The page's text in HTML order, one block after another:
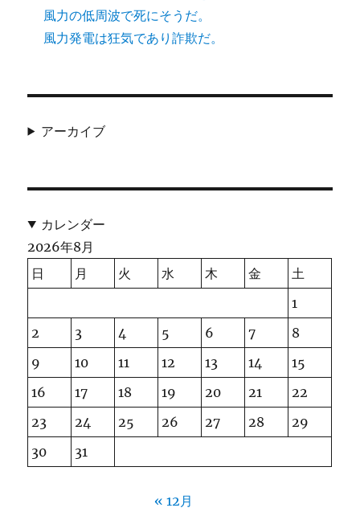
風力の低周波で死にそうだ。
風力発電は狂気であり詐欺だ。
アーカイブ
カレンダー
2026年8月
日
月 火 水 木 金
土
1
2
3 4 5 6 7
8
9
10 11 12 13 14
15
16
17 18 19 20 21
22
23
24 25 26 27 28
29
30
31
« 12月